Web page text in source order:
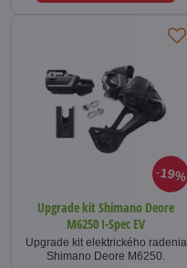
19%
Upgrade kit Shimano Deore
M6250 I-Spec EV
Upgrade kit elektrického radenia
Shimano Deore M6250.